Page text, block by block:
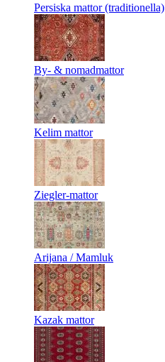
Persiska mattor (traditionella)
By- & nomadmattor
Kelim mattor
Ziegler-mattor
Arijana / Mamluk
Kazak mattor